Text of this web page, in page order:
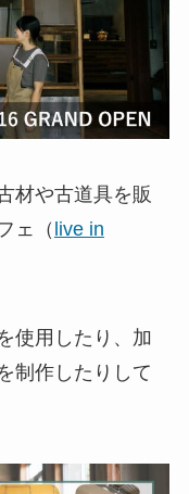
材や古道具を販
ェ（ live in
使用したり、加
制作したりして